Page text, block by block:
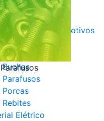
Abraçadeiras
Acessórios automotivos
Arruelas
Barras
Buchas
Parafusos
Porcas
Rebites
Elétrico